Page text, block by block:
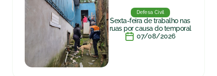
Defesa Civil
Sexta-feira de trabalho nas
ruas por causa do temporal
07/08/2026